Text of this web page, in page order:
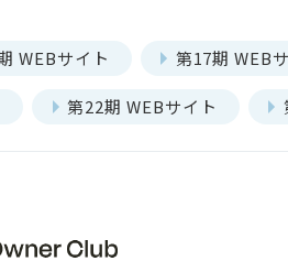
WEBサイト 第17期 WEB
第22期 WEBサイト